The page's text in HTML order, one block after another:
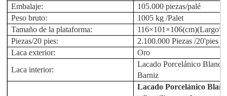
Embalaje:
105.000 piezas/palé
Peso bruto:
1005 kg /Palet
Tamaño de la plataforma:
Piezas/20 pies:
2.100.000 Piezas /20'pies
Laca exterior:
Oro
Laca interior:
Lacado Porcelánico Blanco
Barniz
Lacado Porcelánico